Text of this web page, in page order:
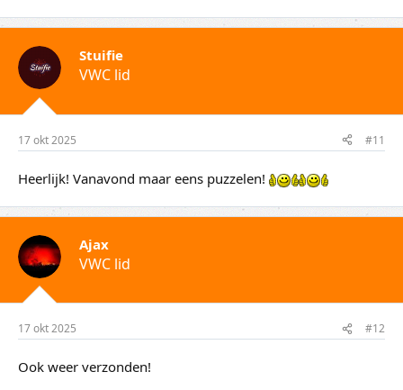
Stuifie
VWC lid
17 okt 2025 #11
Heerlijk! Vanavond maar eens puzzelen!
Ajax
VWC lid
17 okt 2025 #12
Ook weer verzonden!